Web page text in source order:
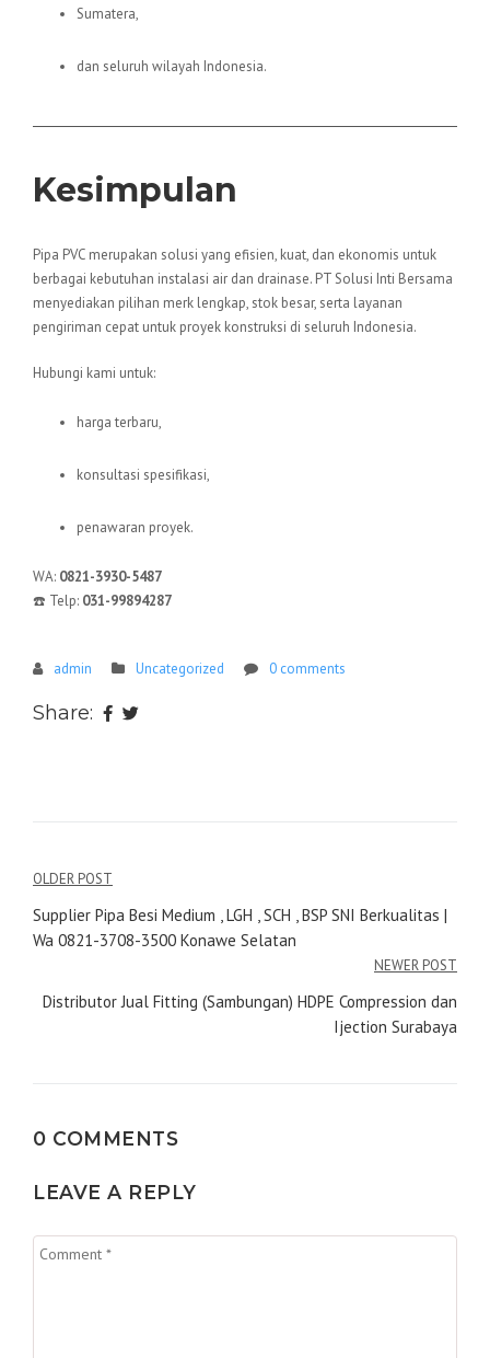
Sumatera,
dan seluruh wilayah Indonesia.
Kesimpulan
Pipa PVC merupakan solusi yang efisien, kuat, dan ekonomis untuk
berbagai kebutuhan instalasi air dan drainase. PT Solusi Inti Bersama
menyediakan pilihan merk lengkap, stok besar, serta layanan
pengiriman cepat untuk proyek konstruksi di seluruh Indonesia.
Hubungi kami untuk:
harga terbaru,
konsultasi spesifikasi,
penawaran proyek.
WA: 0821-3930-5487
☎️ Telp: 031-99894287
admin Uncategorized 0 comments
Share:
Navigasi
pos
OLDER POST
Supplier Pipa Besi Medium , LGH , SCH , BSP SNI Berkualitas |
Wa 0821-3708-3500 Konawe Selatan
NEWER POST
Distributor Jual Fitting (Sambungan) HDPE Compression dan
Ijection Surabaya
0 COMMENTS
LEAVE A REPLY